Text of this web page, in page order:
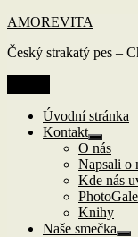
Přejít
obsahu
AMOREVITA
Český strakatý pes –
Úvodní stránka
Kontakt
Zobrazit
položky
O nás
Napsali o
Kde nás
Knihy
Naše smečka